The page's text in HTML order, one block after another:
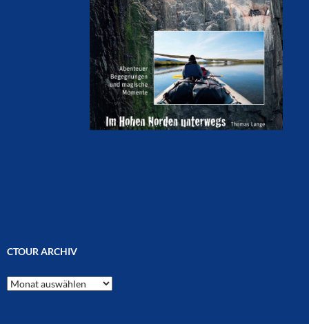
CTOUR ARCHIV
CTOUR
Archiv